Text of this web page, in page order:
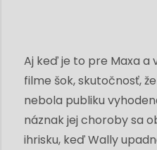
Aj keď je to pre Maxa
filme šok, skutočnosť,
nebola publiku
náznak jej choroby sa
ihrisku, keď Wally